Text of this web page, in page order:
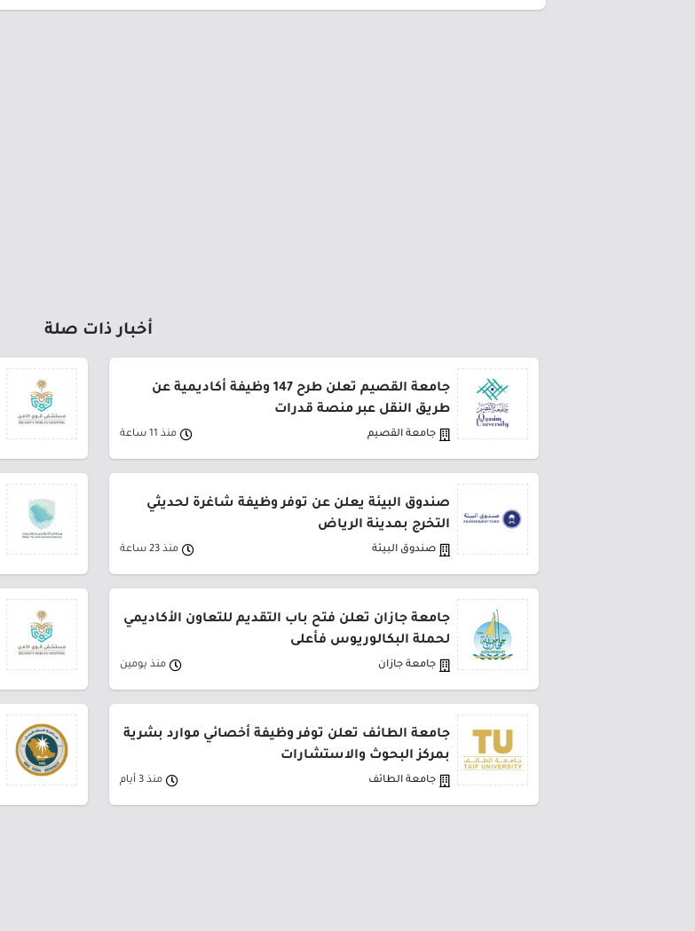
أخبار ذات صلة
جامعة القصيم تعلن طرح 147 وظيفة أكاديمية عن
طريق النقل عبر منصة قدرات
جامعة القصيم منذ 11 ساعة
صندوق البيئة يعلن عن توفر وظيفة شاغرة لحديثي
التخرج بمدينة الرياض
صندوق البيئة منذ 23 ساعة
جامعة جازان تعلن فتح باب التقديم للتعاون الأكاديمي
لحملة البكالوريوس فأعلى
جامعة جازان منذ يومين
جامعة الطائف تعلن توفر وظيفة أخصائي موارد بشرية
بمركز البحوث والاستشارات
جامعة الطائف منذ 3 أيام